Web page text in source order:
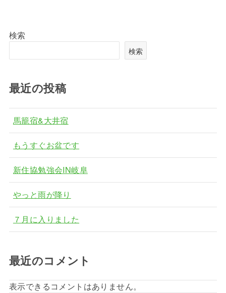
検索
検索
最近の投稿
馬籠宿&大井宿
もうすぐお盆です
新住協勉強会IN岐阜
やっと雨が降り
７月に入りました
最近のコメント
表示できるコメントはありません。